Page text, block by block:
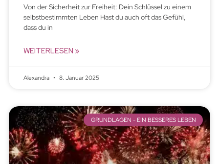
Von der Sicherheit zur Freiheit: Dein Schlüssel zu einem
selbstbestimmten Leben Hast du auch oft das Gefühl,
dass du in
WEITERLESEN »
Alexandra 8. Januar 2025
GRUNDLAGEN - EIN BESSERES LEBEN